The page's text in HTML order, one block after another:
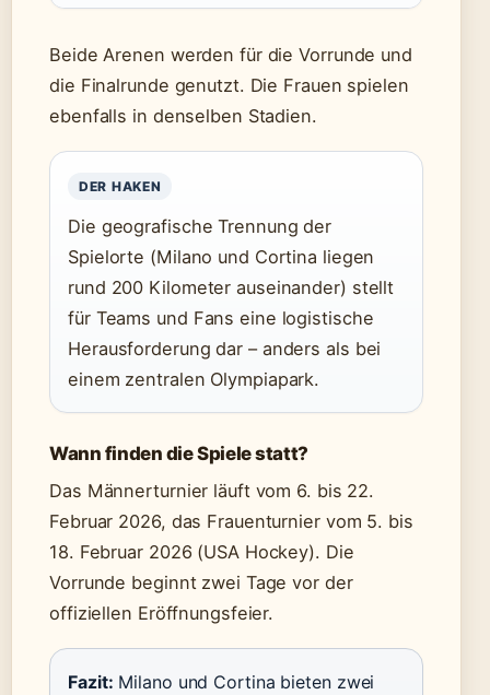
Beide Arenen werden für die Vorrunde und
die Finalrunde genutzt. Die Frauen spielen
ebenfalls in denselben Stadien.
DER HAKEN
Die geografische Trennung der
Spielorte (Milano und Cortina liegen
rund 200 Kilometer auseinander) stellt
für Teams und Fans eine logistische
Herausforderung dar – anders als bei
einem zentralen Olympiapark.
Wann finden die Spiele statt?
Das Männerturnier läuft vom 6. bis 22.
Februar 2026, das Frauenturnier vom 5. bis
18. Februar 2026 (USA Hockey). Die
Vorrunde beginnt zwei Tage vor der
offiziellen Eröffnungsfeier.
Fazit: Milano und Cortina bieten zwei